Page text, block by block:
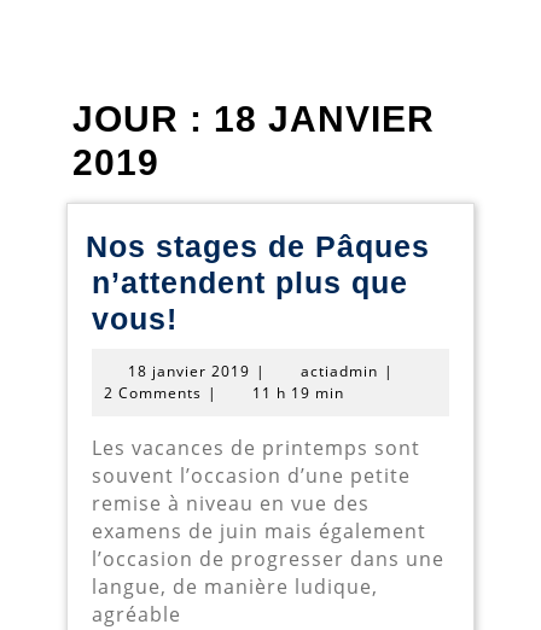
JOUR : 18 JANVIER
2019
Nos stages de Pâques
n’attendent plus que
vous!
de
n’attendent
plus
que
vous!
18 janvier 2019 18
janvier
| actiadmin actiadmin
|
2 Comments | 11 h 19 min
Les vacances de printemps sont
souvent l’occasion d’une petite
remise à niveau en vue des
examens de juin mais également
l’occasion de progresser dans une
langue, de manière ludique,
agréable